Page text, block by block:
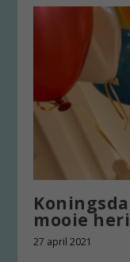
mooie
27 april 2021